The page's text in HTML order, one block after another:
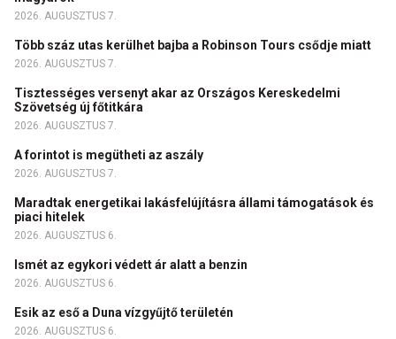
2026. AUGUSZTUS 7.
Több száz utas kerülhet bajba a Robinson Tours csődje miatt
2026. AUGUSZTUS 7.
Tisztességes versenyt akar az Országos Kereskedelmi
Szövetség új főtitkára
2026. AUGUSZTUS 7.
A forintot is megütheti az aszály
2026. AUGUSZTUS 7.
Maradtak energetikai lakásfelújításra állami támogatások és
piaci hitelek
2026. AUGUSZTUS 6.
Ismét az egykori védett ár alatt a benzin
2026. AUGUSZTUS 6.
Esik az eső a Duna vízgyűjtő területén
2026. AUGUSZTUS 6.